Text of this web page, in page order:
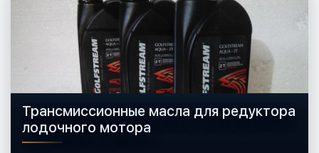
Трансмиссионные масла для редуктора
лодочного мотора